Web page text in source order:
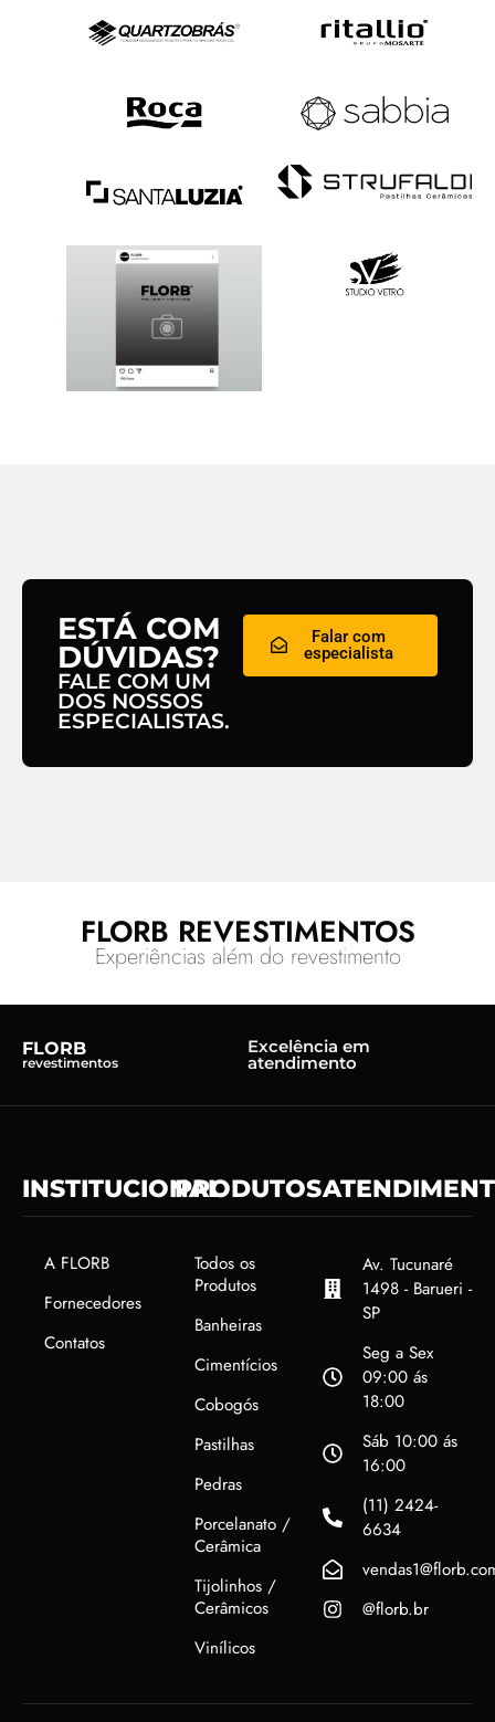
ESTÁ COM
DÚVIDAS?
FALE COM UM
DOS NOSSOS
ESPECIALISTAS.
Falar com
especialista
FLORB REVESTIMENTOS
Experiências além do revestimento
FLORB
revestimentos
Excelência em
atendimento
INSTITUCIONAL
A FLORB
Fornecedores
Contatos
PRODUTOS
Todos os
Produtos
Banheiras
Cimentícios
Cobogós
Pastilhas
Pedras
Porcelanato /
Cerâmica
Tijolinhos /
Cerâmicos
Vinílicos
Av. Tucunaré
1498 - Barueri -
SP
Seg a Sex
09:00 ás
18:00
Sáb 10:00 ás
16:00
(11) 2424-
6634
@florb.br